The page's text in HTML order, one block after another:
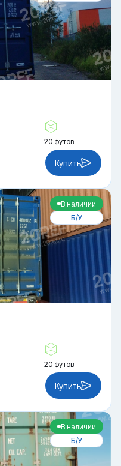
20 футов
Купить
В наличии
Б/У
20 футов
Купить
В наличии
Б/У